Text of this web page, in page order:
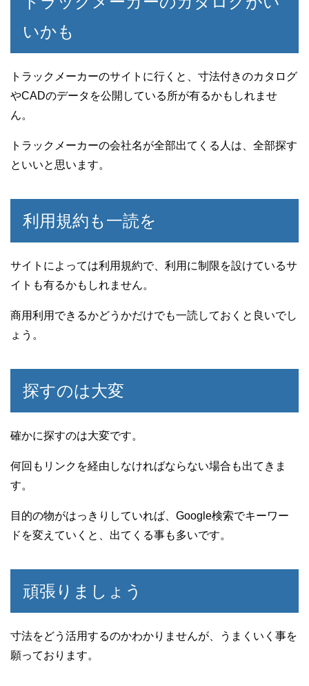
いかも
トラックメーカーのサイトに行くと、寸法付きのカタログ
やCADのデータを公開している所が有るかもしれませ
ん。
トラックメーカーの会社名が全部出てくる人は、全部探す
といいと思います。
利用規約も一読を
サイトによっては利用規約で、利用に制限を設けているサ
イトも有るかもしれません。
商用利用できるかどうかだけでも一読しておくと良いでし
ょう。
探すのは大変
確かに探すのは大変です。
何回もリンクを経由しなければならない場合も出てきま
す。
目的の物がはっきりしていれば、Google検索でキーワー
ドを変えていくと、出てくる事も多いです。
頑張りましょう
寸法をどう活用するのかわかりませんが、うまくいく事を
願っております。